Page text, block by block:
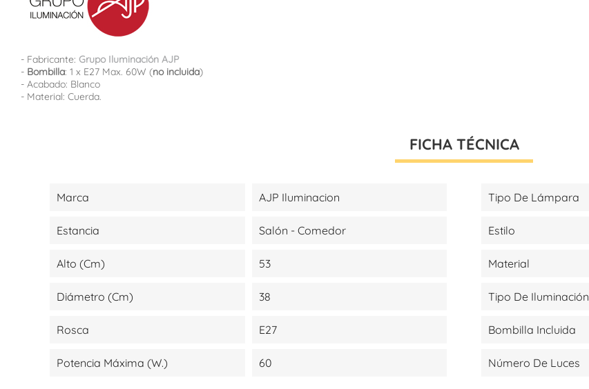
- Fabricante: Grupo Iluminación AJP
- Bombilla: 1 x E27 Max. 60W (no incluida)
- Acabado: Blanco
- Material: Cuerda.
FICHA TÉCNICA
Marca AJP Iluminacion Tipo De Lámpara
Estancia Salón - Comedor Estilo
Alto (cm) 53 Material
Diámetro (cm) 38 Tipo De Iluminación
Rosca E27 Bombilla Incluida
Potencia Máxima (W.) 60 Número De Luces